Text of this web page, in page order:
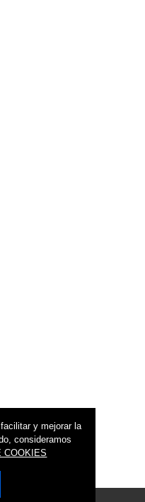
y mejorar la
consideramos
COOKIES